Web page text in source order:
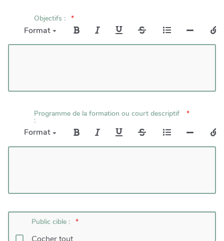
Objectifs :
Format
Programme de la formation ou court descriptif
:
Format
Public cible :